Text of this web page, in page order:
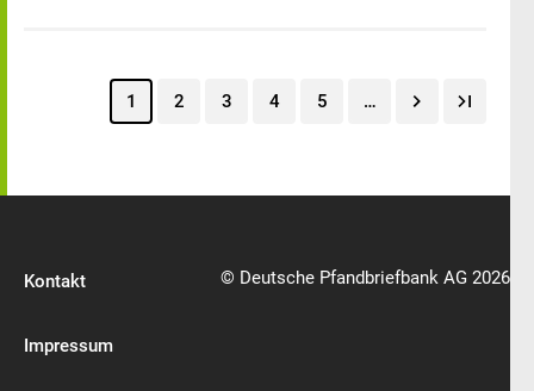
1 2 3 4 5 …
Kontakt
Impressum
© Deutsche Pfandbriefbank AG 2026